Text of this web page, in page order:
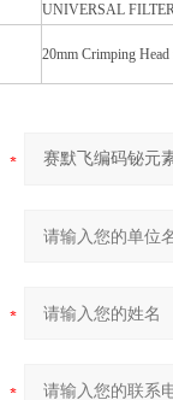
UNIVERSAL
20mm Crimping